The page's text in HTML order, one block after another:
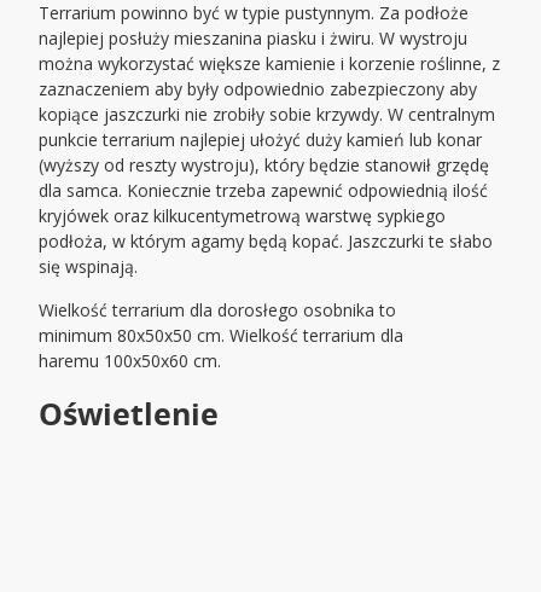
Terrarium powinno być w typie pustynnym. Za podłoże
najlepiej posłuży mieszanina piasku i żwiru. W wystroju
można wykorzystać większe kamienie i korzenie roślinne, z
zaznaczeniem aby były odpowiednio zabezpieczony aby
kopiące jaszczurki nie zrobiły sobie krzywdy. W centralnym
punkcie terrarium najlepiej ułożyć duży kamień lub konar
(wyższy od reszty wystroju), który będzie stanowił grzędę
dla samca. Koniecznie trzeba zapewnić odpowiednią ilość
kryjówek oraz kilkucentymetrową warstwę sypkiego
podłoża, w którym agamy będą kopać. Jaszczurki te słabo
się wspinają.
Wielkość terrarium dla dorosłego osobnika to
minimum 80x50x50 cm. Wielkość terrarium dla
haremu 100x50x60 cm.
Oświetlenie